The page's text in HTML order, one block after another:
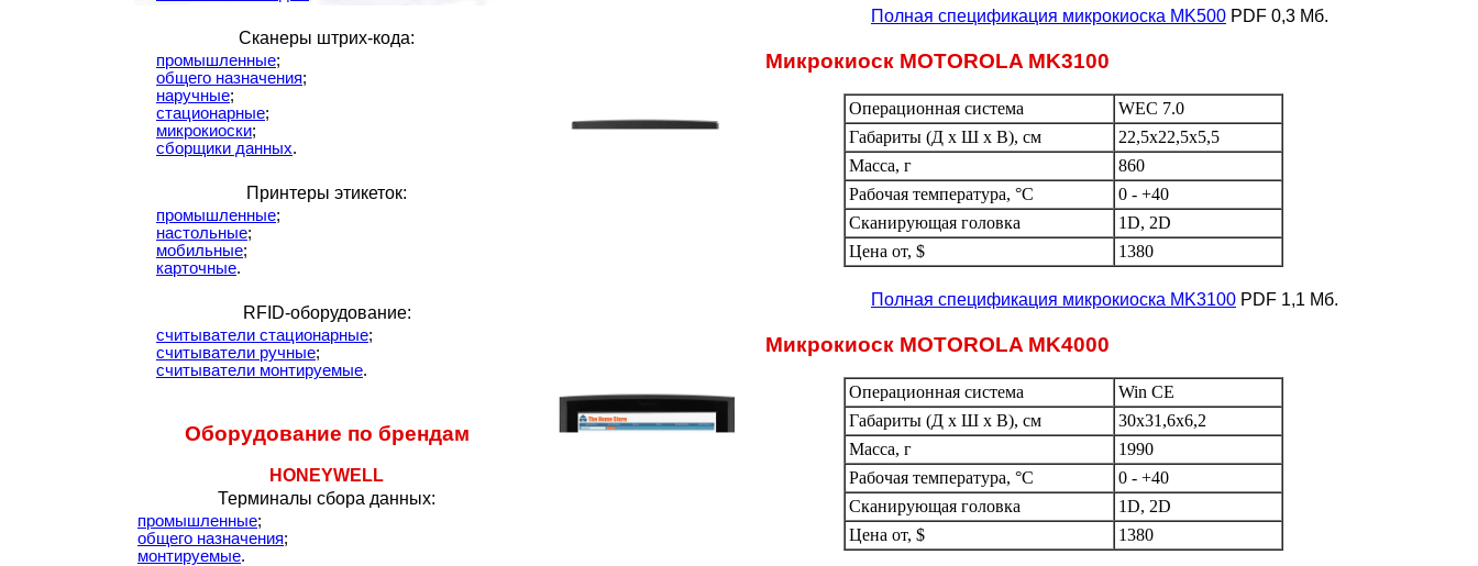
Полная спецификация микрокиоска MK500 PDF 0,3 Мб.
Микрокиоск MOTOROLA MK3100
Операционная система
WEC 7.0
Габариты (Д х Ш х В), см
22,5x22,5x5,5
Масса, г
860
Рабочая температура, °C
0 - +40
Сканирующая головка
1D, 2D
Цена от, $
1380
Полная спецификация микрокиоска MK3100 PDF 1,1 Мб.
Микрокиоск MOTOROLA MK4000
Операционная система
Win CE
Габариты (Д х Ш х В), см
30x31,6x6,2
Масса, г
1990
Рабочая температура, °C
0 - +40
Сканирующая головка
1D, 2D
Цена от, $
1380
Сканеры штрих-кода:
промышленные;
общего назначения;
наручные;
стационарные;
микрокиоски;
сборщики данных.
Принтеры этикеток:
промышленные;
настольные;
мобильные;
карточные.
RFID-оборудование:
считыватели стационарные;
считыватели ручные;
считыватели монтируемые.
Оборудование по брендам
HONEYWELL
Терминалы сбора данных:
промышленные;
общего назначения;
монтируемые.